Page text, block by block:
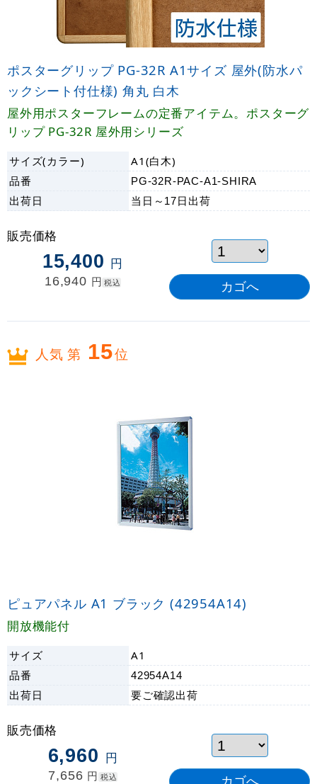
ポスターグリップ PG-32R A1サイズ 屋外(防水パ
ックシート付仕様) 角丸 白木
屋外用ポスターフレームの定番アイテム。ポスターグ
リップ PG-32R 屋外用シリーズ
サイズ(カラー)
A1(白木)
品番
PG-32R-PAC-A1-SHIRA
出荷日 当日～17日 出荷
販売価格
15,400 円
16,940 円 税込
人気 第 15位
ピュアパネル A1 ブラック (42954A14)
開放機能付
サイズ
A1
品番
42954A14
出荷日 要ご確認出荷
販売価格
6,960 円
7,656 円 税込